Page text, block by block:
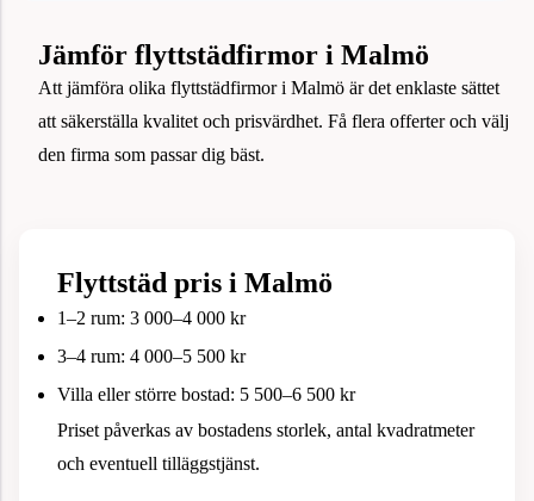
Jämför flyttstädfirmor i Malmö
Att jämföra olika flyttstädfirmor i Malmö är det enklaste sättet
att säkerställa kvalitet och prisvärdhet. Få flera offerter och välj
den firma som passar dig bäst.
Flyttstäd pris i Malmö
1–2 rum: 3 000–4 000 kr
3–4 rum: 4 000–5 500 kr
Villa eller större bostad: 5 500–6 500 kr
Priset påverkas av bostadens storlek, antal kvadratmeter
och eventuell tilläggstjänst.